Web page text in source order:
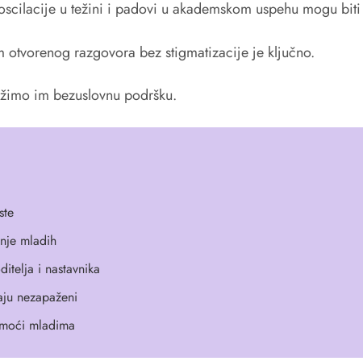
u težini i padovi u akademskom uspehu mogu
otvorenog razgovora bez stigmatizacije je ključno.
im bezuslovnu podršku.
mladih
i nastavnika
nezapaženi
mladima